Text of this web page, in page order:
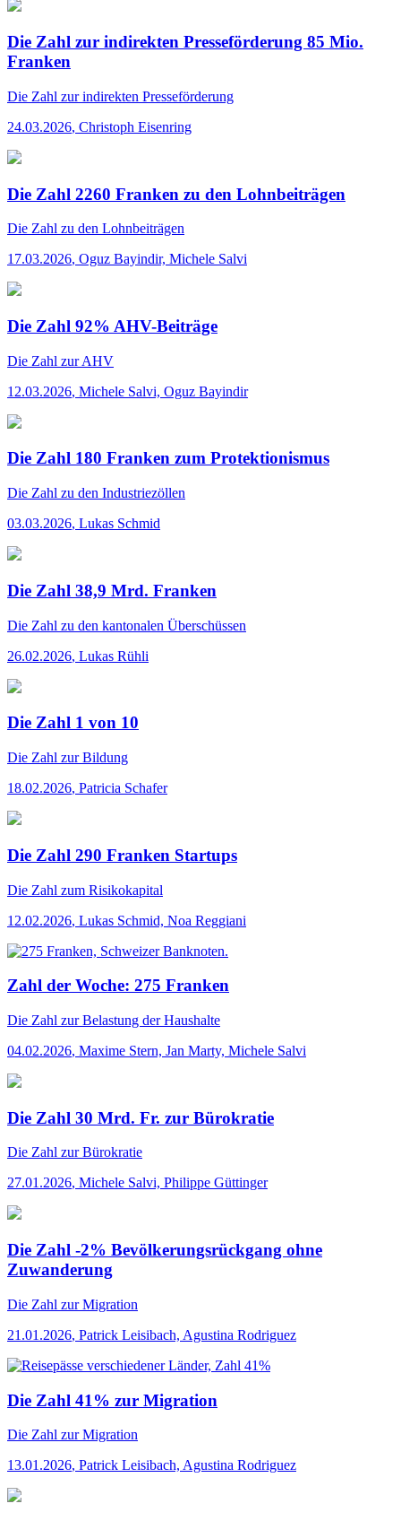
Die Zahl zur indirekten Presseförderung 85 Mio.
Franken
Die Zahl zur indirekten Presseförderung
24.03.2026, Christoph Eisenring
Die Zahl 2260 Franken zu den Lohnbeiträgen
Die Zahl zu den Lohnbeiträgen
17.03.2026, Oguz Bayindir, Michele Salvi
Die Zahl 92% AHV-Beiträge
Die Zahl zur AHV
12.03.2026, Michele Salvi, Oguz Bayindir
Die Zahl 180 Franken zum Protektionismus
Die Zahl zu den Industriezöllen
03.03.2026, Lukas Schmid
Die Zahl 38,9 Mrd. Franken
Die Zahl zu den kantonalen Überschüssen
26.02.2026, Lukas Rühli
Die Zahl 1 von 10
Die Zahl zur Bildung
18.02.2026, Patricia Schafer
Die Zahl 290 Franken Startups
Die Zahl zum Risikokapital
12.02.2026, Lukas Schmid, Noa Reggiani
Zahl der Woche: 275 Franken
Die Zahl zur Belastung der Haushalte
04.02.2026, Maxime Stern, Jan Marty, Michele Salvi
Die Zahl 30 Mrd. Fr. zur Bürokratie
Die Zahl zur Bürokratie
27.01.2026, Michele Salvi, Philippe Güttinger
Die Zahl -2% Bevölkerungsrückgang ohne
Zuwanderung
Die Zahl zur Migration
21.01.2026, Patrick Leisibach, Agustina Rodriguez
Die Zahl 41% zur Migration
Die Zahl zur Migration
13.01.2026, Patrick Leisibach, Agustina Rodriguez